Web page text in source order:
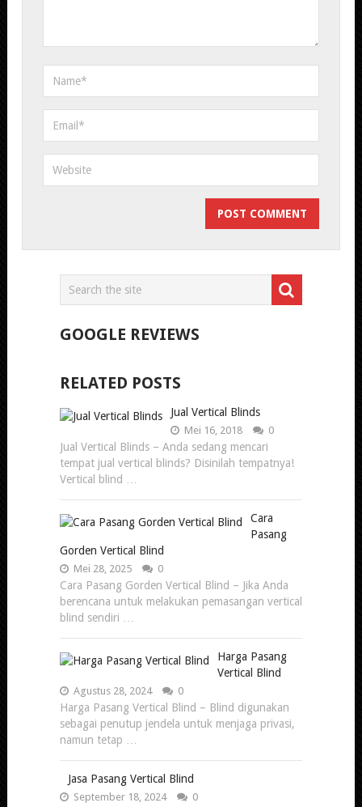
GOOGLE REVIEWS
RELATED POSTS
Jual Vertical Blinds
Mei 16, 2018 0
Jual Vertical Blinds – Anda sedang mencari
tempat jual vertical blinds? Disinilah tempatnya!
Vertical blind …
Cara
Pasang
Gorden Vertical Blind
Mei 28, 2025 0
Cara Pasang Gorden Vertical Blind – Jika Anda
berencana untuk melakukan pemasangan vertical
blind sendiri …
Harga Pasang
Vertical Blind
Agustus 28, 2024 0
Harga Pasang Vertical Blind – Blind digunakan
sebagai penutup jendela untuk menjaga privasi,
namun tetap …
Jasa Pasang Vertical Blind
September 18, 2024 0